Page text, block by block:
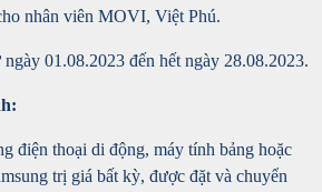
nhân viên MOVI, Việt Phú.
ngày 01.08.2023 đến hết ngày 28.08.2023.
điện thoại di động, máy tính bảng hoặc
trị giá bất kỳ, được đặt và chuyển